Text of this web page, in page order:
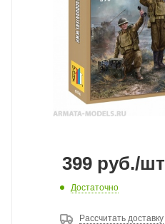
399 руб./шт
Достаточно
Рассчитать доставку